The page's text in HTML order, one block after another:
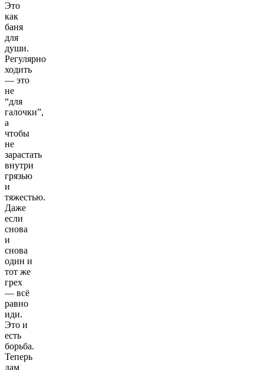
Это
как
баня
для
души.
Регулярно
ходить
— это
не
“для
галочки”,
а
чтобы
не
зарастать
внутри
грязью
и
тяжестью.
Даже
если
снова
и
снова
один и
тот же
грех
— всё
равно
иди.
Это и
есть
борьба.
Теперь
дам